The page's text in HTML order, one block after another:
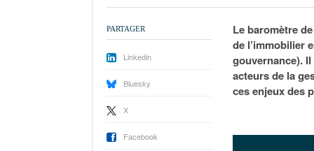
Le baromètre
de l’immobilier
gouvernance).
acteurs de la
ces enjeux des
PARTAGER
Linkedin
Bluesky
X
Facebook